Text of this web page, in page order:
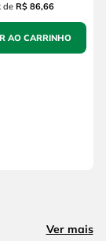
de R$ 86,66
AO CARRINHO
Ver mais